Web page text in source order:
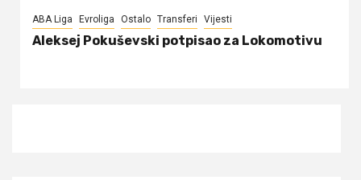
ABA Liga Evroliga Ostalo Transferi Vijesti
Aleksej Pokuševski potpisao za Lokomotivu